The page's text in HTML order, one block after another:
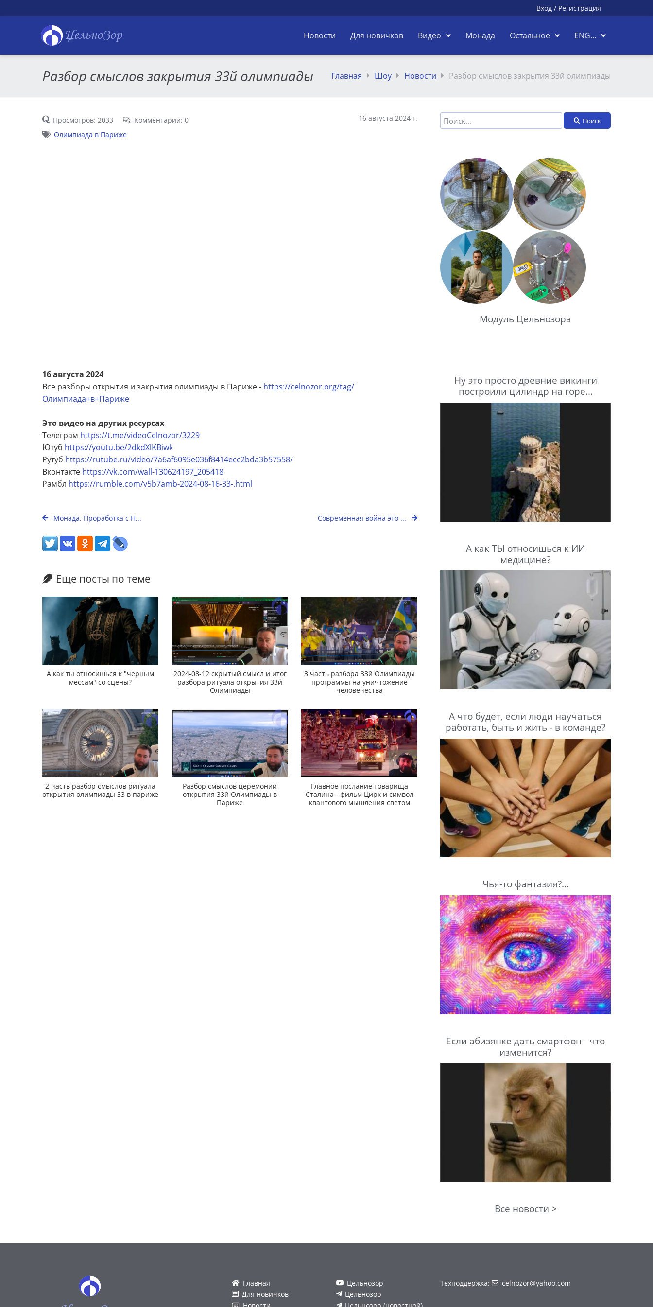
Вход / Регистрация
ЦельноЗор Новости Для новичков Видео Монада Остальное ENG...
Разбор смыслов закрытия 33й олимпиады Главная Шоу Новости Разбор смыслов закрытия 33й олимпиады
Просмотров: 2033 Комментарии: 0
16 августа 2024 г.
Олимпиада в Париже
16 августа 2024
Все разборы открытия и закрытия олимпиады в Париже - https://celnozor.org/tag/
Олимпиада+в+Париже
Это видео на других ресурсах
Телеграм https://t.me/videoCelnozor/3229
Ютуб https://youtu.be/2dkdXlKBiwk
Рутуб https://rutube.ru/video/7a6af6095e036f8414ecc2bda3b57558/
Вконтакте https://vk.com/wall-130624197_205418
Рамбл https://rumble.com/v5b7amb-2024-08-16-33-.html
Монада. Проработка с Н... Современная война это ...
Еще посты по теме
А как ты относишься к "черным
мессам" со сцены?
2024-08-12 скрытый смысл и итог
разбора ритуала открытия 33й
Олимпиады
3 часть разбора 33й Олимпиады
программы на уничтожение
человечества
2 часть разбор смыслов ритуала
открытия олимпиады 33 в париже
Разбор смыслов церемонии
открытия 33й Олимпиады в
Париже
Главное послание товарища
Сталина - фильм Цирк и символ
квантового мышления светом
Поиск
Модуль Цельнозора
Ну это просто древние викинги
построили цилиндр на горе...
А как ТЫ относишься к ИИ
медицине?
А что будет, если люди научаться
работать, быть и жить - в команде?
Чья-то фантазия?...
Если абизянке дать смартфон - что
изменится?
Все новости >
Главная
Для новичков
Цельнозор
Цельнозор
Техподдержка: celnozor@yahoo.com